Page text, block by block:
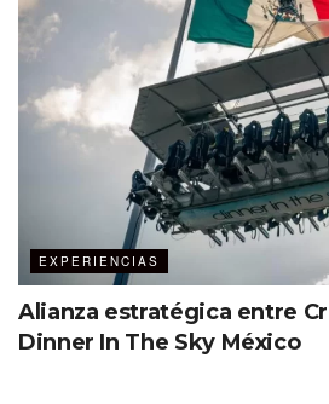
únicas. En
avanzando hacia un
las automatizaciones
por IA registren a los
envíen correos
reservas de último
notas para el servicio
cuando llegue un
creen informes
información que
decisiones mejores.
EXPERIENCIAS
Alianza estratégica entre
Dinner In The Sky México